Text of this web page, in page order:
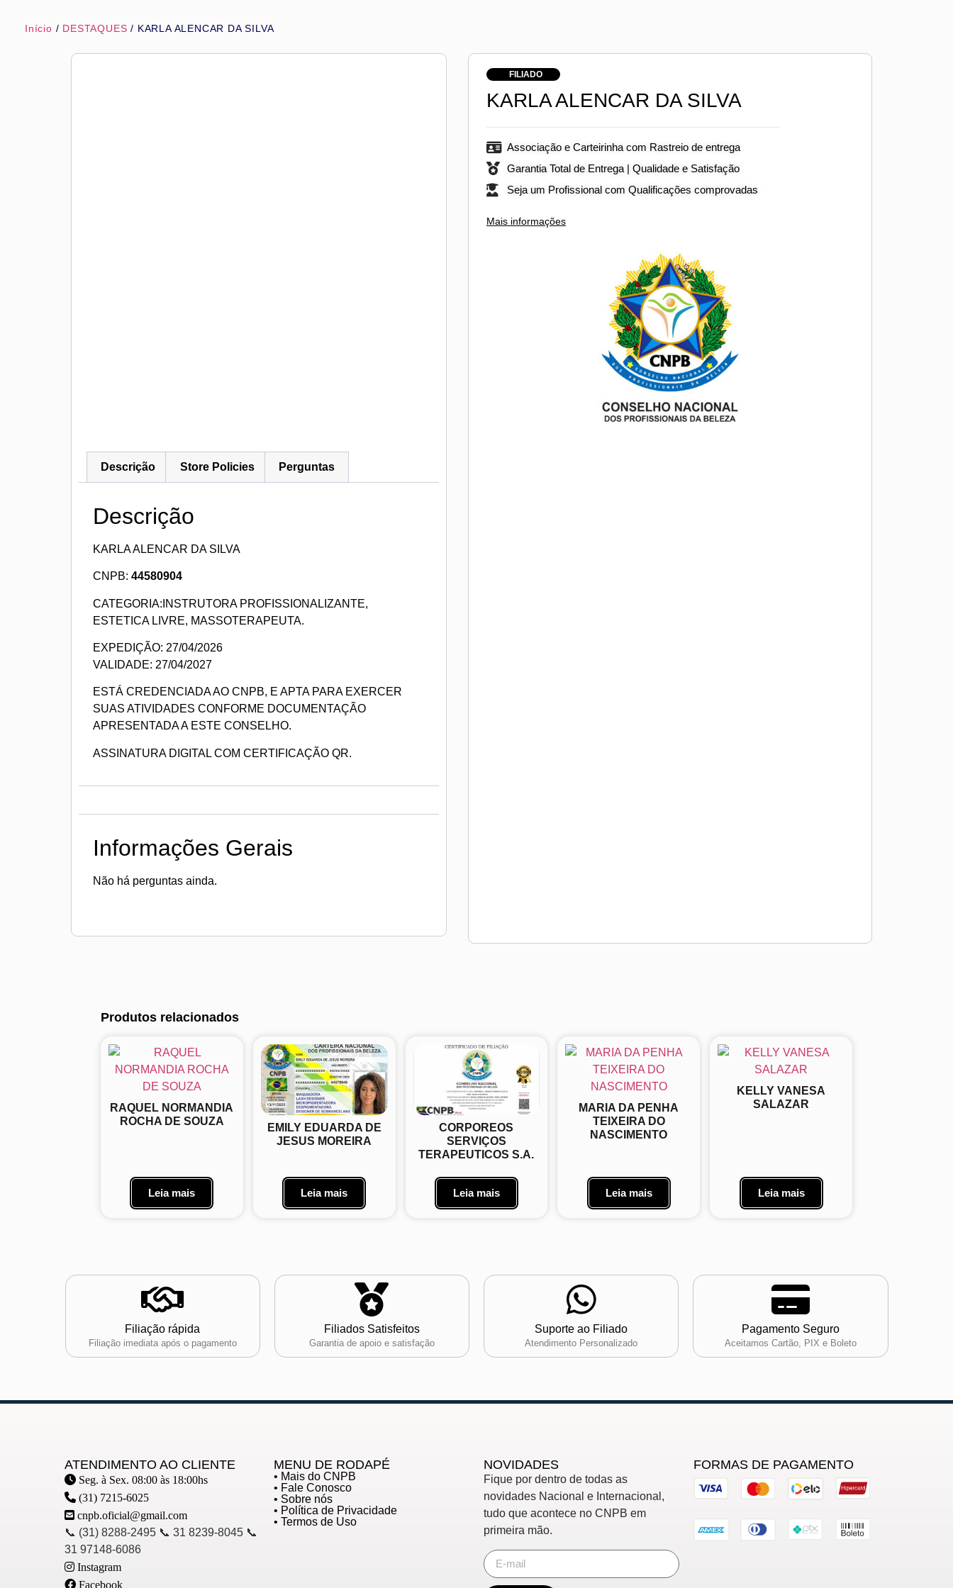
Início / DESTAQUES / KARLA ALENCAR DA SILVA
Descrição Store Policies Perguntas
Descrição
KARLA ALENCAR DA SILVA
CNPB: 44580904
CATEGORIA:INSTRUTORA PROFISSIONALIZANTE,
ESTETICA LIVRE, MASSOTERAPEUTA.
EXPEDIÇÃO: 27/04/2026
VALIDADE: 27/04/2027
ESTÁ CREDENCIADA AO CNPB, E APTA PARA EXERCER
SUAS ATIVIDADES CONFORME DOCUMENTAÇÃO
APRESENTADA A ESTE CONSELHO.
ASSINATURA DIGITAL COM CERTIFICAÇÃO QR.
Informações Gerais
Não há perguntas ainda.
FILIADO
KARLA ALENCAR DA SILVA
Associação e Carteirinha com Rastreio de entrega
Garantia Total de Entrega | Qualidade e Satisfação
Seja um Profissional com Qualificações comprovadas
Mais informações
Produtos relacionados
RAQUEL NORMANDIA
ROCHA DE SOUZA
Leia mais
EMILY EDUARDA DE
JESUS MOREIRA
Leia mais
CORPOREOS
SERVIÇOS
TERAPEUTICOS S.A.
Leia mais
MARIA DA PENHA
TEIXEIRA DO
NASCIMENTO
Leia mais
KELLY VANESA
SALAZAR
Leia mais
Filiação rápida
Filiação imediata após o pagamento
Filiados Satisfeitos
Garantia de apoio e satisfação
Suporte ao Filiado
Atendimento Personalizado
Pagamento Seguro
Aceitamos Cartão, PIX e Boleto
ATENDIMENTO AO CLIENTE
Seg. à Sex. 08:00 às 18:00hs
(31) 7215-6025
cnpb.oficial@gmail.com
📞 (31) 8288-2495 📞 31 8239-8045 📞
31 97148-6086
Instagram
Facebook
MENU DE RODAPÉ
• Mais do CNPB
• Fale Conosco
• Sobre nós
• Política de Privacidade
• Termos de Uso
NOVIDADES
Fique por dentro de todas as
novidades Nacional e Internacional,
tudo que acontece no CNPB em
primeira mão.
FORMAS DE PAGAMENTO